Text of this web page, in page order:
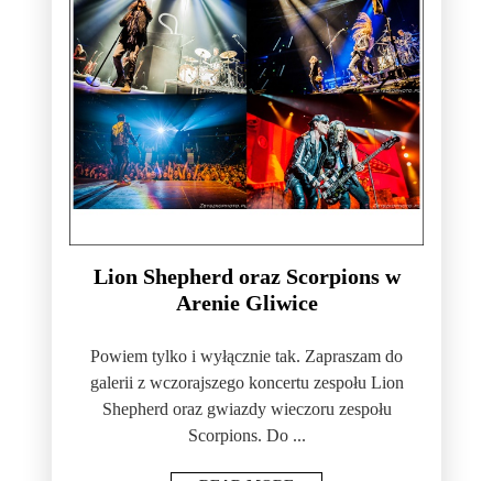
Lion Shepherd oraz Scorpions w
Arenie Gliwice
Powiem tylko i wyłącznie tak. Zapraszam do
galerii z wczorajszego koncertu zespołu Lion
Shepherd oraz gwiazdy wieczoru zespołu
Scorpions. Do ...